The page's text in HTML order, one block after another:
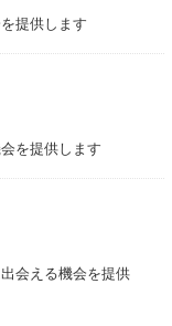
提供します
を提供します
会える機会を提供